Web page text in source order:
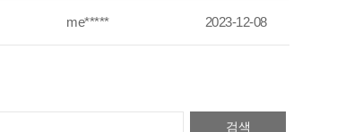
me***** 2023-12-08
검색